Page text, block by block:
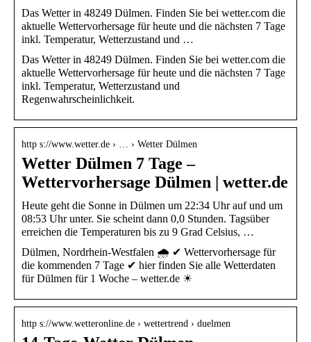
Das Wetter in 48249 Dülmen. Finden Sie bei wetter.com die
aktuelle Wettervorhersage für heute und die nächsten 7 Tage
inkl. Temperatur, Wetterzustand und …
Das Wetter in 48249 Dülmen. Finden Sie bei wetter.com die
aktuelle Wettervorhersage für heute und die nächsten 7 Tage
inkl. Temperatur, Wetterzustand und
Regenwahrscheinlichkeit.
http s://www.wetter.de › … › Wetter Dülmen
Wetter Dülmen 7 Tage –
Wettervorhersage Dülmen | wetter.de
Heute geht die Sonne in Dülmen um 22:34 Uhr auf und um
08:53 Uhr unter. Sie scheint dann 0,0 Stunden. Tagsüber
erreichen die Temperaturen bis zu 9 Grad Celsius, …
Dülmen, Nordrhein-Westfalen 🌧️ ✔ Wettervorhersage für
die kommenden 7 Tage ✔ hier finden Sie alle Wetterdaten
für Dülmen für 1 Woche – wetter.de ☀
http s://www.wetteronline.de › wettertrend › duelmen